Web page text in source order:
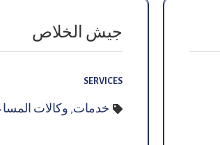
جيش الخلاص
SERVICES
خدمات, وكالات